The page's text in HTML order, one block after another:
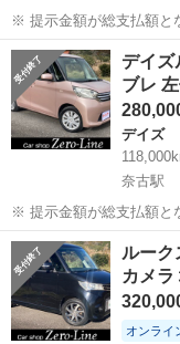
※ 提示金額が総支払額と
まず支払い能力がない、
らない質問、値引き交渉
ださい。もしされた場合
山口 萩市 奈古駅
デイズ
ブレ
デイズ
奈古駅
※ 提示金額が総支払額と
まず支払い能力がない、
らない質問、値引き交渉
ださい。もしされた場合
山口 萩市 奈古駅
ルーク
カメ
オンライ